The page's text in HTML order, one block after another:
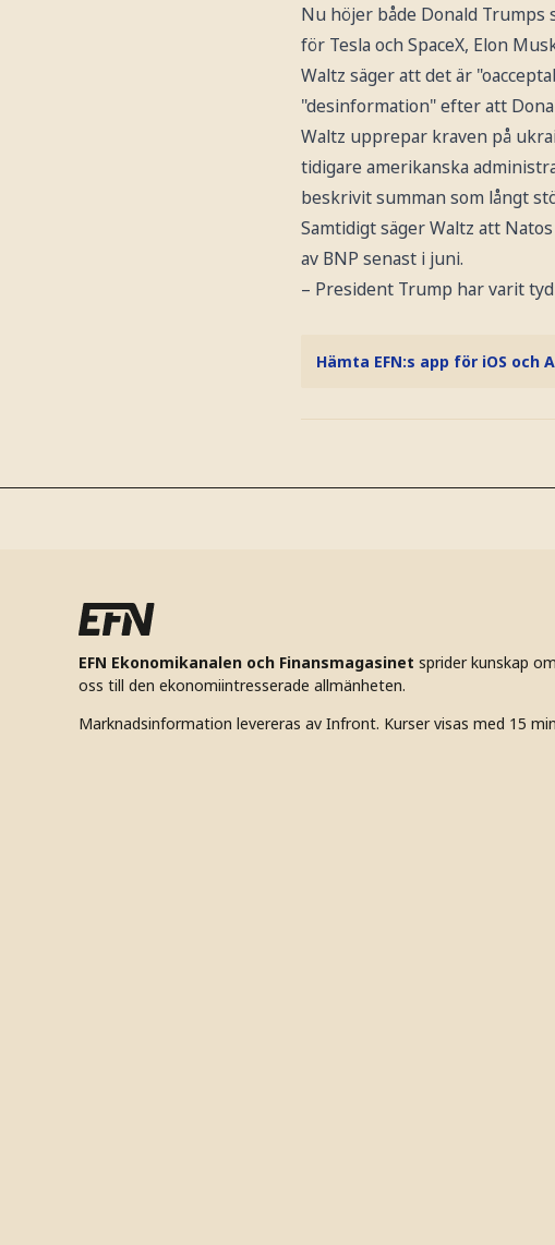
Nu höjer både Donald Trumps
för Tesla och SpaceX, Elon
Waltz säger att det är
"desinformation" efter att
Waltz upprepar kraven på
tidigare amerikanska
beskrivit summan som långt
Samtidigt säger Waltz att
av BNP senast i juni.
– President Trump har varit
Hämta EFN:s app för iOS och
EFN Ekonomikanalen och Finansmagasinet sprider kunskap
oss till den ekonomiintresserade allmänheten.
Marknadsinformation levereras av Infront. Kurser visas med 15